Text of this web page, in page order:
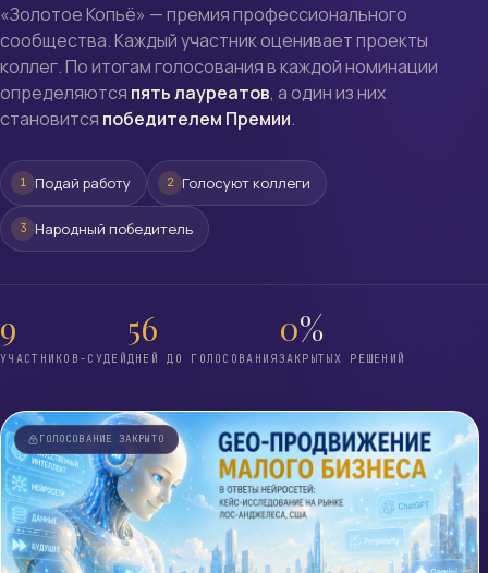
«Золотое Копьё» — премия профессионального
сообщества. Каждый участник оценивает проекты
коллег. По итогам голосования в каждой номинации
определяются пять лауреатов, а один из них
становится победителем Премии.
1 Подай работу 2 Голосуют коллеги
3 Народный победитель
9
УЧАСТНИКОВ-СУДЕЙ
56
ДНЕЙ ДО ГОЛОСОВАНИЯ
0%
ЗАКРЫТЫХ РЕШЕНИЙ
ГОЛОСОВАНИЕ ЗАКРЫТО